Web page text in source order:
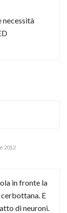
necessità
2012
in fronte la
cerbottana. E
di neuroni.